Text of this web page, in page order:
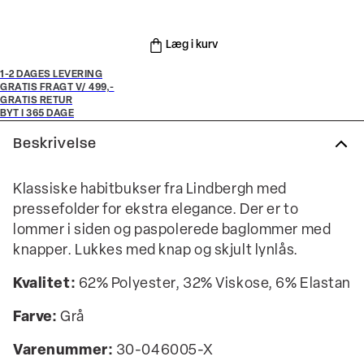
Læg i kurv
1-2 DAGES LEVERING
GRATIS FRAGT V/ 499,-
GRATIS RETUR
BYT I 365 DAGE
Beskrivelse
Klassiske habitbukser fra Lindbergh med
pressefolder for ekstra elegance. Der er to
lommer i siden og paspolerede baglommer med
knapper. Lukkes med knap og skjult lynlås.
Kvalitet: 62% Polyester, 32% Viskose, 6% Elastan
Farve: Grå
Varenummer: 30-046005-X